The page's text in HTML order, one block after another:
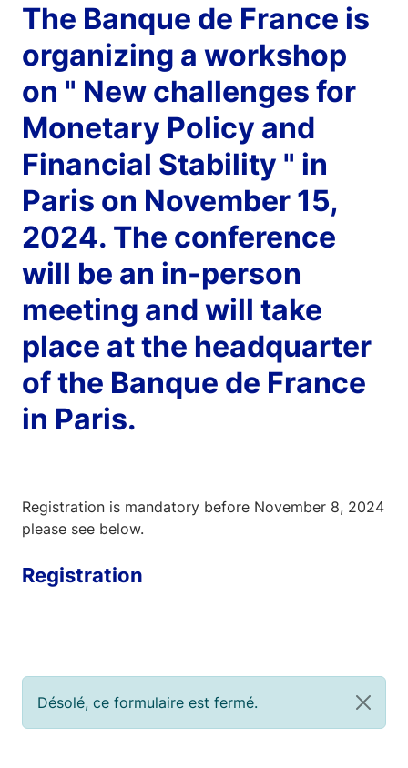
The Banque de France is
organizing a workshop
on " New challenges for
Monetary Policy and
Financial Stability " in
Paris on November 15,
2024. The conference
will be an in-person
meeting and will take
place at the headquarter
of the Banque de France
in Paris.
Registration is mandatory before November 8, 2024
please see below.
Registration
Désolé, ce formulaire est fermé.